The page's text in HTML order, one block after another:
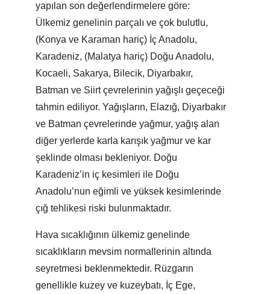
yapılan son değerlendirmelere göre:
Ülkemiz genelinin parçalı ve çok bulutlu,
(Konya ve Karaman hariç) İç Anadolu,
Karadeniz, (Malatya hariç) Doğu Anadolu,
Kocaeli, Sakarya, Bilecik, Diyarbakır,
Batman ve Siirt çevrelerinin yağışlı geçeceği
tahmin ediliyor. Yağışların, Elazığ, Diyarbakır
ve Batman çevrelerinde yağmur, yağış alan
diğer yerlerde karla karışık yağmur ve kar
şeklinde olması bekleniyor. Doğu
Karadeniz’in iç kesimleri ile Doğu
Anadolu’nun eğimli ve yüksek kesimlerinde
çığ tehlikesi riski bulunmaktadır.
Hava sıcaklığının ülkemiz genelinde
sıcaklıkların mevsim normallerinin altında
seyretmesi beklenmektedir. Rüzgarın
genellikle kuzey ve kuzeybatı, İç Ege,